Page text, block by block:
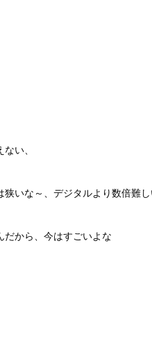
い、
いな～、デジタルより数倍難
だから、今はすごいよな